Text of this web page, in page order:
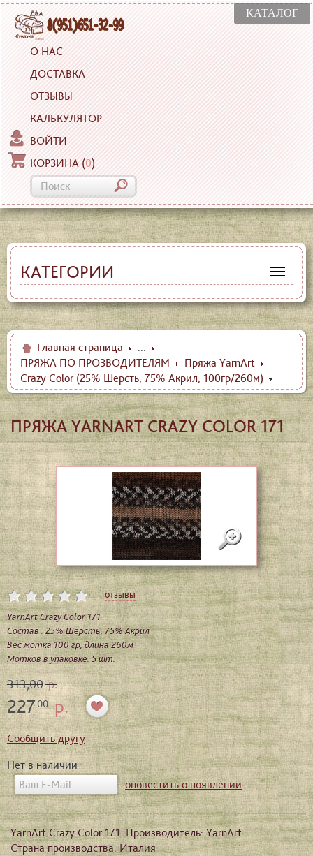
КАТАЛОГ
О НАС
ДОСТАВКА
ОТЗЫВЫ
КАЛЬКУЛЯТОР
ВОЙТИ
КОРЗИНА (0)
КАТЕГОРИИ
Главная страница
...
ПРЯЖА ПО ПРОЗВОДИТЕЛЯМ
Пряжа YarnArt
Crazy Color (25% Шерсть, 75% Акрил, 100гр/260м)
ПРЯЖА YARNART CRAZY COLOR 171
отзывы
YarnArt Crazy Color 171
Состав : 25% Шерсть, 75% Акрил
Вес мотка 100 гр, длина 260м
Мотков в упаковке: 5 шт.
313,00р.
22700р.
Сообщить другу
Нет в наличии
оповестить о появлении
YarnArt Crazy Color 171. Производитель: YarnArt
Страна производства: Италия